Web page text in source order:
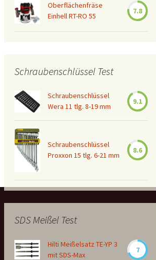
Oberflächenfräse
Einhell RT-RO 55
7.8
Schraubenschlüssel Test
Schraubenschlüssel
Wera 11 tlg. 8-19 mm
9.1
Schraubenschlüssel
Proxxon 15 tlg. 6-21 mm
8.6
SDS Meißel Test
Hilti Meißelsatz TE-YP 3
mit SDS-Max
7